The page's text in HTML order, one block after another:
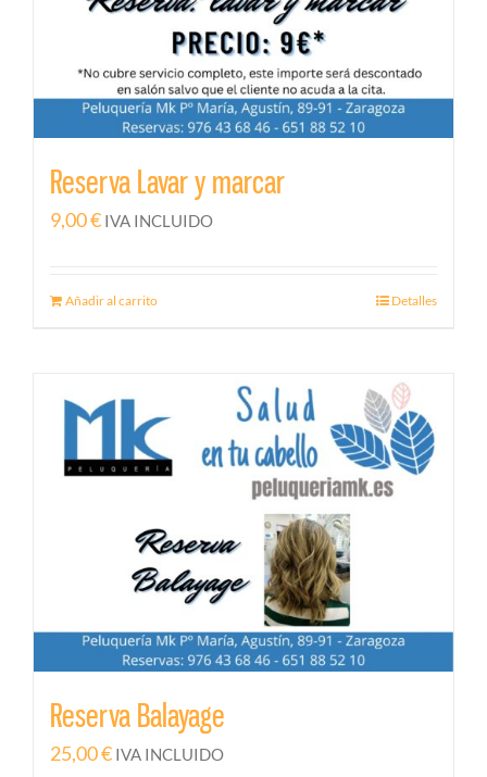
Reserva Lavar y marcar
9,00€ IVA INCLUIDO
Añadir al carrito Detalles
Reserva Balayage
25,00€ IVA INCLUIDO